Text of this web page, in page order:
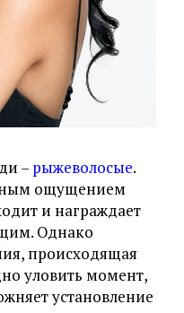
– рыжеволосые.
ощущением
и награждает
Однако
происходящая
уловить момент,
установление